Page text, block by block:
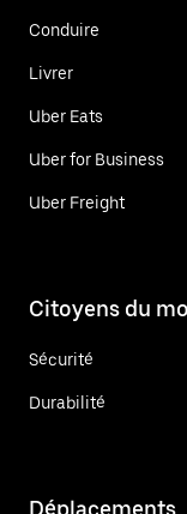
Conduire
Livrer
Uber Eats
Uber for Business
Uber Freight
Citoyens du
Sécurité
Durabilité
Déplacements